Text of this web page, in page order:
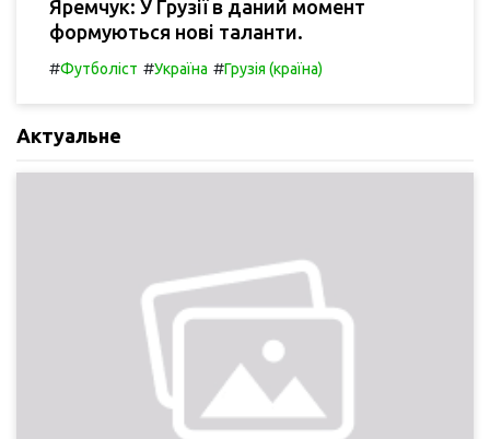
Яремчук: У Грузії в даний момент
формуються нові таланти.
#Футболіст #Україна #Грузія (країна)
Актуальне